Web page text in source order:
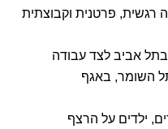
רגשית, פרטנית וקבוצתית
בתל אביב לצד עבודה
השומר, באגף
ילדים על הרצף